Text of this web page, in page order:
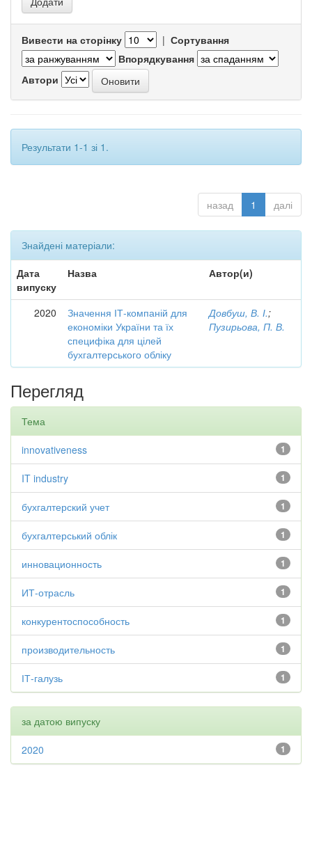
Вивести на сторінку | Сортування
Впорядкування
Автори
Результати 1-1 зі 1.
назад 1 далі
Знайдені матеріали:
Дата
випуску
Назва Автор(и)
2020
Значення ІТ-компаній для
економіки України та їх
специфіка для цілей
бухгалтерського обліку
Довбуш, В. І.;
Пузирьова, П. В.
Перегляд
Тема
1
innovativeness
1
IT industry
1
бухгалтерский учет
1
бухгалтерський облік
1
инновационность
1
ИТ-отрасль
1
конкурентоспособность
1
производительность
1
ІТ-галузь
за датою випуску
1
2020